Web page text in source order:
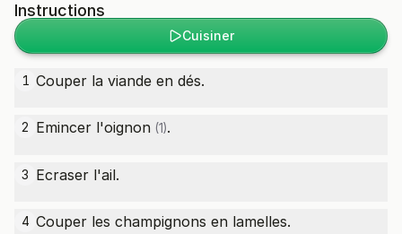
Instructions
Cuisiner
1 Couper la viande en dés.
2 Emincer l'oignon (1).
3 Ecraser l'ail.
4 Couper les champignons en lamelles.